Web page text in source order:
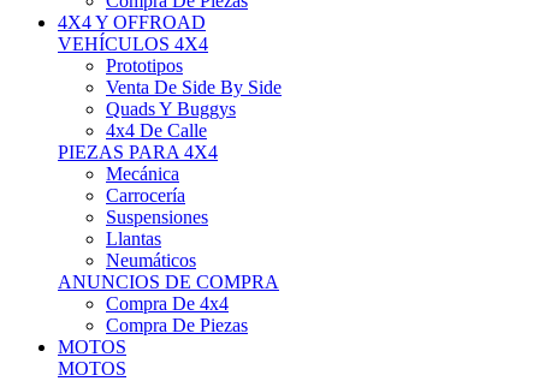
VEHÍCULOS 4X4
Prototipos
Venta De Side By Side
Quads Y Buggys
4x4 De Calle
PIEZAS PARA 4X4
Mecánica
Carrocería
Suspensiones
Llantas
Neumáticos
ANUNCIOS DE COMPRA
Compra De 4x4
Compra De Piezas
MOTOS
MOTOS
Motos De Circuito